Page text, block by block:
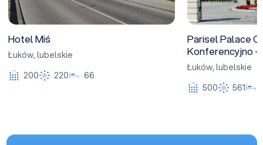
Hotel Miś
Łuków,lubelskie
200
220 66
Parisel Palace
Konferencyjno -
Łuków,lubelskie
500
561